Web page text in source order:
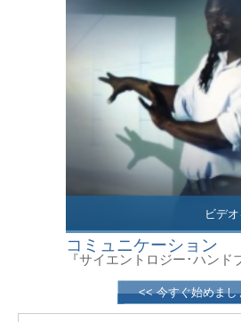
ビデ
コミュニケーション
『サイエントロジー･ハンド
<< 今すぐ始めまし